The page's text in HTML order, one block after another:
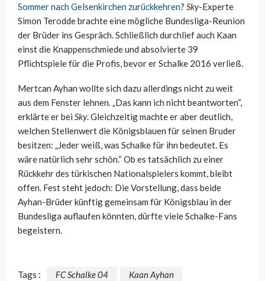
Sommer nach Gelsenkirchen zurückkehren? Sky-Experte
Simon Terodde brachte eine mögliche Bundesliga-Reunion
der Brüder ins Gespräch. Schließlich durchlief auch Kaan
einst die Knappenschmiede und absolvierte 39
Pflichtspiele für die Profis, bevor er Schalke 2016 verließ.
Mertcan Ayhan wollte sich dazu allerdings nicht zu weit
aus dem Fenster lehnen. „Das kann ich nicht beantworten“,
erklärte er bei Sky. Gleichzeitig machte er aber deutlich,
welchen Stellenwert die Königsblauen für seinen Bruder
besitzen: „Jeder weiß, was Schalke für ihn bedeutet. Es
wäre natürlich sehr schön.“ Ob es tatsächlich zu einer
Rückkehr des türkischen Nationalspielers kommt, bleibt
offen. Fest steht jedoch: Die Vorstellung, dass beide
Ayhan-Brüder künftig gemeinsam für Königsblau in der
Bundesliga auflaufen könnten, dürfte viele Schalke-Fans
begeistern.
Tags : FC Schalke 04
Kaan Ayhan